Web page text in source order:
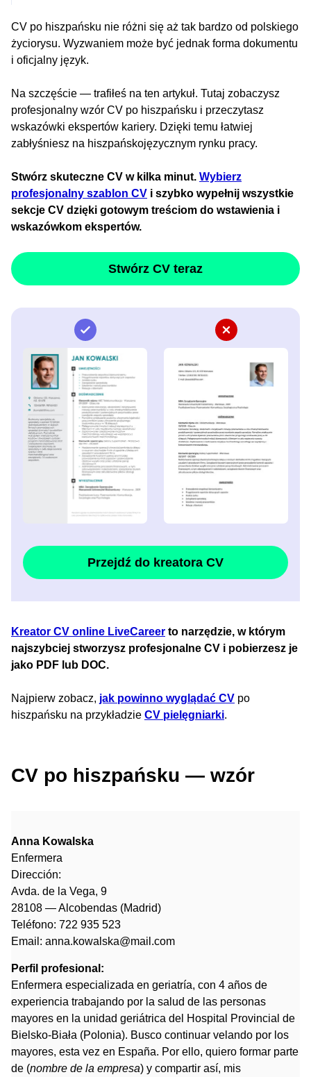
CV po hiszpańsku nie różni się aż tak bardzo od polskiego
życiorysu. Wyzwaniem może być jednak forma dokumentu
i oficjalny język.
Na szczęście — trafiłeś na ten artykuł. Tutaj zobaczysz
profesjonalny wzór CV po hiszpańsku i przeczytasz
wskazówki ekspertów kariery. Dzięki temu łatwiej
zabłyśniesz na hiszpańskojęzycznym rynku pracy.
Stwórz skuteczne CV w kilka minut. Wybierz
profesjonalny szablon CV i szybko wypełnij wszystkie
sekcje CV dzięki gotowym treściom do wstawienia i
wskazówkom ekspertów.
Stwórz CV teraz
Przejdź do kreatora CV
Kreator CV online LiveCareer to narzędzie, w którym
najszybciej stworzysz profesjonalne CV i pobierzesz je
jako PDF lub DOC.
Najpierw zobacz, jak powinno wyglądać CV po
hiszpańsku na przykładzie CV pielęgniarki.
CV po hiszpańsku — wzór
Anna Kowalska
Enfermera
Dirección:
Avda. de la Vega, 9
28108 — Alcobendas (Madrid)
Teléfono: 722 935 523
Email: anna.kowalska@mail.com
Perfil profesional:
Enfermera especializada en geriatría, con 4 años de
experiencia trabajando por la salud de las personas
mayores en la unidad geriátrica del Hospital Provincial de
Bielsko-Biała (Polonia). Busco continuar velando por los
mayores, esta vez en España. Por ello, quiero formar parte
de (nombre de la empresa) y compartir así, mis